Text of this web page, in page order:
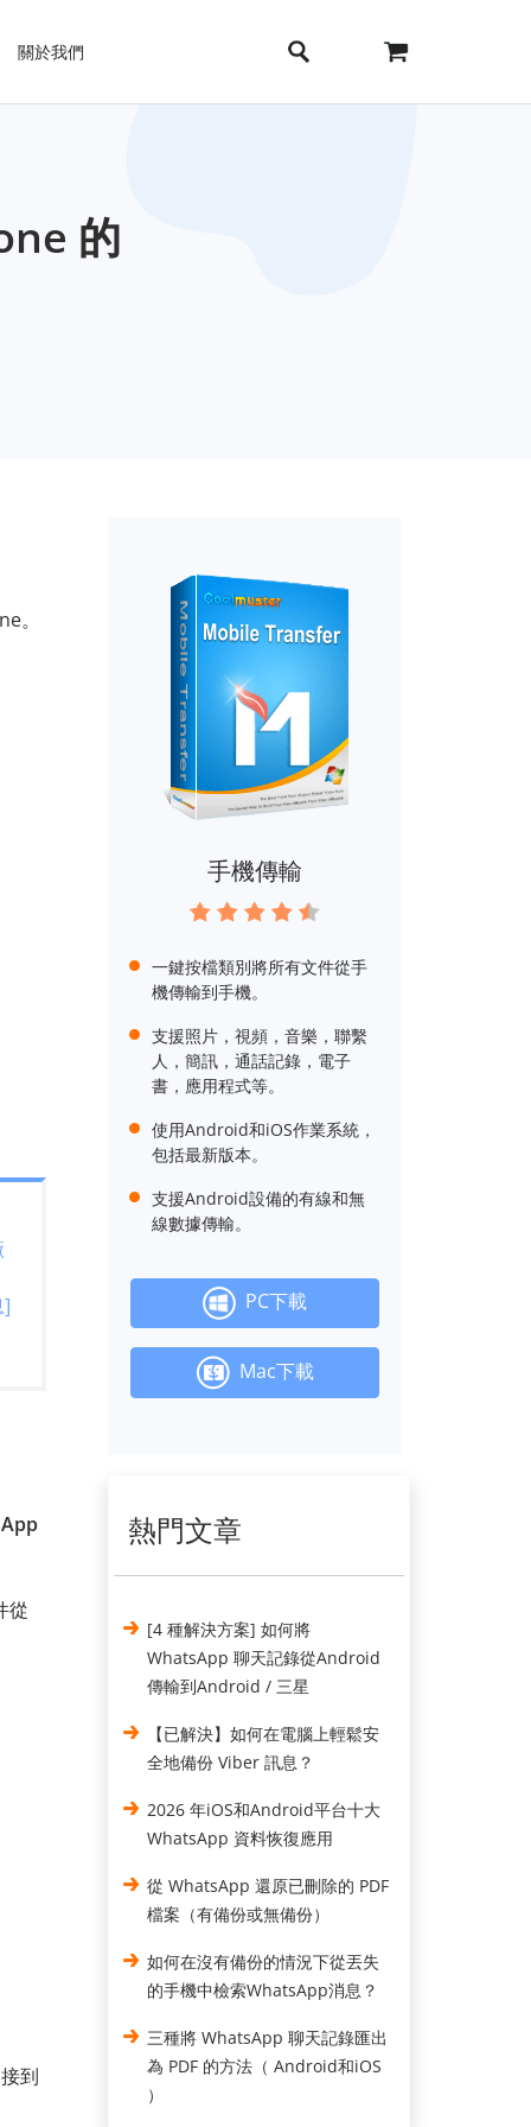
關於我們
的
。
從
到
手機傳輸
一鍵按檔類別將所有文件從手
機傳輸到手機。
支援照片，視頻，音樂，聯繫
人，簡訊，通話記錄，電子
書，應用程式等。
使用Android和iOS作業系統，
包括最新版本。
支援Android設備的有線和無
線數據傳輸。
PC下載
Mac下載
熱門文章
[4 種解決方案] 如何將
WhatsApp 聊天記錄從Android
傳輸到Android / 三星
【已解決】如何在電腦上輕鬆安
全地備份 Viber 訊息？
2026 年iOS和Android平台十大
WhatsApp 資料恢復應用
從 WhatsApp 還原已刪除的 PDF
檔案（有備份或無備份）
如何在沒有備份的情況下從丟失
的手機中檢索WhatsApp消息？
三種將 WhatsApp 聊天記錄匯出
為 PDF 的方法（ Android和iOS
）